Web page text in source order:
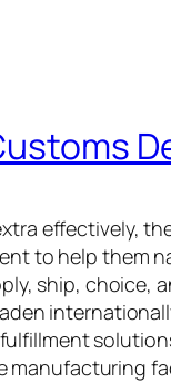
effectively,
to help them
ship, choice,
manufacturing